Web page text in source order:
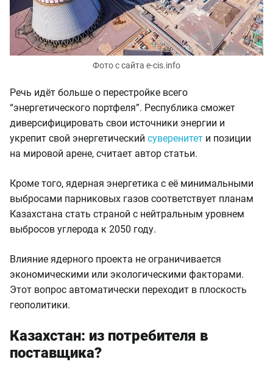
Фото с сайта e-cis.info
Речь идёт больше о перестройке всего
“энергетического портфеля”. Республика сможет
диверсифицировать свои источники энергии и
укрепит свой энергетический суверенитет и позиции
на мировой арене, считает автор статьи.
Кроме того, ядерная энергетика с её минимальными
выбросами парниковых газов соответствует планам
Казахстана стать страной с нейтральным уровнем
выбросов углерода к 2050 году.
Влияние ядерного проекта не ограничивается
экономическими или экологическими факторами.
Этот вопрос автоматически переходит в плоскость
геополитики.
Казахстан: из потребителя в
поставщика?